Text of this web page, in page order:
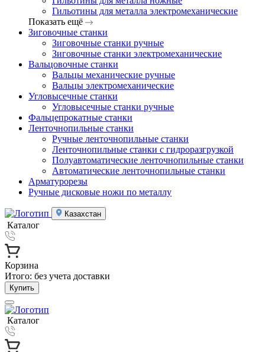
Гильотины для металла электромеханические
Показать ещё
Зиговочные станки
Зиговочные станки ручные
Зиговочные станки электромеханические
Вальцовочные станки
Вальцы механические ручные
Вальцы электромеханические
Угловысечные станки
Угловысечные станки ручные
Фальцепрокатные станки
Ленточнопильные станки
Ручные ленточнопильные станки
Ленточнопильные станки с гидроразгрузкой
Полуавтоматические ленточнопильные станки
Автоматические ленточнопильные станки
Арматурорезы
Ручные дисковые ножи по металлу
Казахстан
Каталог
Корзина
Итого: без учета доставки
Купить
Каталог